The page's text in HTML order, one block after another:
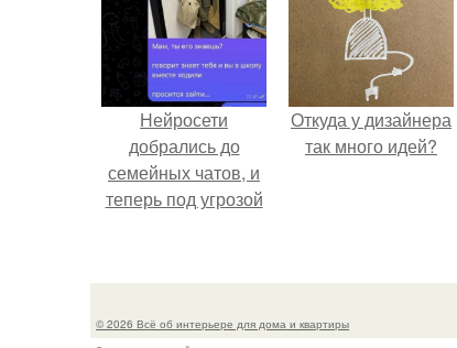
Нейросети
добрались до
семейных чатов, и
теперь под угрозой
Откуда у дизайнера
так много идей?
© 2026 Всё об интерьере для дома и квартиры